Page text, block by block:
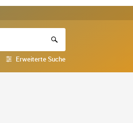
Erweiterte Suche